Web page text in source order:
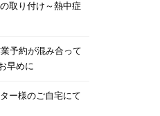
取り付け～熱中症
予約が混み合って
早めに
ー様のご自宅にて